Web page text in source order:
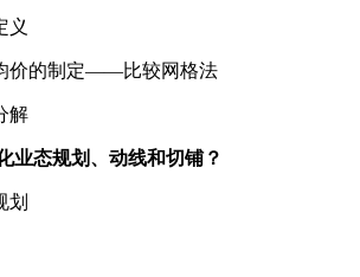
义
价的制定——比较网格法
解
业态规划、动线和切铺？
划